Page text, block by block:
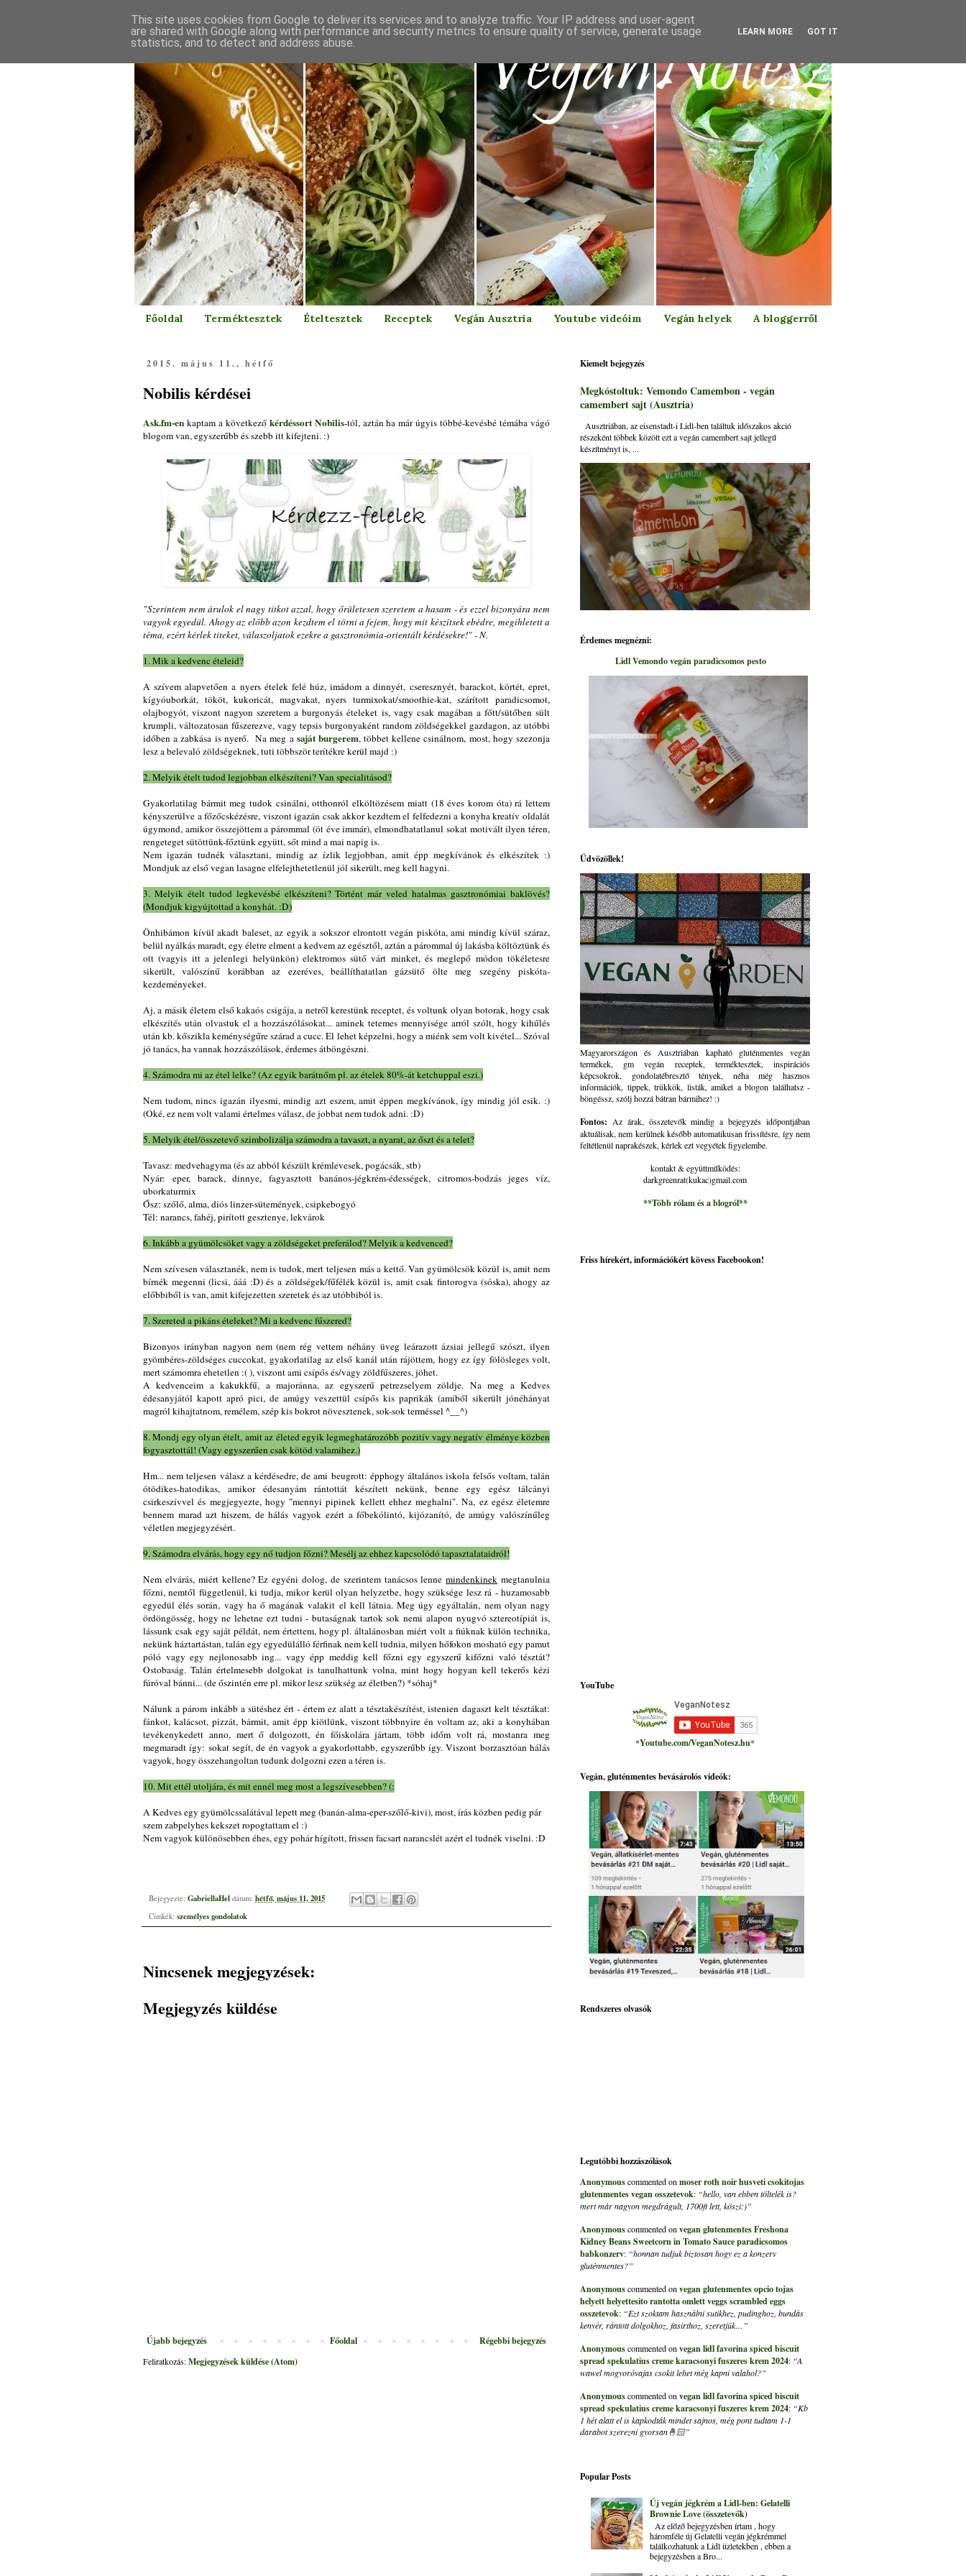
Főoldal Terméktesztek Ételtesztek Receptek Vegán Ausztria Youtube videóim Vegán helyek A bloggerről
2015. május 11., hétfő
Nobilis kérdései
Ask.fm-en kaptam a következő kérdéssort Nobilis-tól, aztán ha már úgyis többé-kevésbé témába vágó
blogom van, egyszerűbb és szebb itt kifejteni. :)
"Szerintem nem árulok el nagy titkot azzal, hogy őrületesen szeretem a hasam - és ezzel bizonyára nem
vagyok egyedül. Ahogy az előbb azon kezdtem el törni a fejem, hogy mit készítsek ebédre, megihletett a
téma, ezért kérlek titeket, válaszoljatok ezekre a gasztronómia-orientált kérdésekre!" - N.
1. Mik a kedvenc ételeid?
A szívem alapvetően a nyers ételek felé húz, imádom a dinnyét, cseresznyét, barackot, körtét, epret,
kígyóuborkát, tököt, kukoricát, magvakat, nyers turmixokat/smoothie-kat, szárított paradicsomot,
olajbogyót, viszont nagyon szeretem a burgonyás ételeket is, vagy csak magában a főtt/sütőben sült
krumpli, változatosan fűszerezve, vagy tepsis burgonyaként random zöldségekkel gazdagon, az utóbbi
időben a zabkása is nyerő. Na meg asaját burgerem, többet kellene csinálnom, most, hogy szezonja
lesz a belevaló zöldségeknek, tuti többször terítékre kerül majd :)
2. Melyik ételt tudod legjobban elkészíteni? Van specialitásod?
Gyakorlatilag bármit meg tudok csinálni, otthonról elköltözésem miatt (18 éves korom óta) rá lettem
kényszerülve a főzőcskézésre, viszont igazán csak akkor kezdtem el felfedezni a konyha kreatív oldalát
úgymond, amikor összejöttem a párommal (öt éve immár), elmondhatatlanul sokat motivált ilyen téren,
rengeteget sütöttünk-főztünk együtt, sőt mind a mai napig is.
Nem igazán tudnék választani, mindig az ízlik legjobban, amit épp megkívánok és elkészítek :)
Mondjuk az első vegan lasagne elfelejthetetlenül jól sikerült, meg kell hagyni.
3. Melyik ételt tudod legkevésbé elkészíteni? Történt már veled hatalmas gasztronómiai baklövés?
(Mondjuk kigyújtottad a konyhát. :D)
Önhibámon kívül akadt baleset, az egyik a sokszor elrontott vegán piskóta, ami mindig kívül száraz,
belül nyálkás maradt, egy életre elment a kedvem az egésztől, aztán a párommal új lakásba költöztünk és
ott (vagyis itt a jelenlegi helyünkön) elektromos sütő várt minket, és meglepő módon tökéletesre
sikerült, valószínű korábban az ezeréves, beállíthatatlan gázsütő ölte meg szegény piskóta-
kezdeményeket.
Aj, a másik életem első kakaós csigája, a netről kerestünk receptet, és voltunk olyan botorak, hogy csak
elkészítés után olvastuk el a hozzászólásokat... aminek tetemes mennyisége arról szólt, hogy kihűlés
után kb. kőszikla keménységűre szárad a cucc. El lehet képzelni, hogy a miénk sem volt kivétel... Szóval
jó tanács, ha vannak hozzászólások, érdemes átböngészni.
4. Számodra mi az étel lelke? (Az egyik barátnőm pl. az ételek 80%-át ketchuppal eszi.)
Nem tudom, nincs igazán ilyesmi, mindig azt eszem, amit éppen megkívánok, így mindig jól esik. :)
(Oké, ez nem volt valami értelmes válasz, de jobbat nem tudok adni. :D)
5. Melyik étel/összetevő szimbolizálja számodra a tavaszt, a nyarat, az őszt és a telet?
Tavasz: medvehagyma (és az abból készült krémlevesek, pogácsák, stb)
Nyár: eper, barack, dinnye, fagyasztott banános-jégkrém-édességek, citromos-bodzás jeges víz,
uborkaturmix
Ősz: szőlő, alma, diós linzer-sütemények, csipkebogyó
Tél: narancs, fahéj, pirított gesztenye, lekvárok
6. Inkább a gyümölcsöket vagy a zöldségeket preferálod? Melyik a kedvenced?
Nem szívesen választanék, nem is tudok, mert teljesen más a kettő. Van gyümölcsök közül is, amit nem
bírnék megenni (licsi, ááá :D) és a zöldségek/fűfélék közül is, amit csak fintorogva (sóska), ahogy az
előbbiből is van, amit kifejezetten szeretek és az utóbbiból is.
7. Szereted a pikáns ételeket? Mi a kedvenc fűszered?
Bizonyos irányban nagyon nem (nem rég vettem néhány üveg leárazott ázsiai jellegű szószt, ilyen
gyömbéres-zöldséges cuccokat, gyakorlatilag az első kanál után rájöttem, hogy ez így fölösleges volt,
mert számomra ehetetlen :( ), viszont ami csípős és/vagy zöldfűszeres, jöhet.
A kedvenceim a kakukkfű, a majoránna, az egyszerű petrezselyem zöldje. Na meg a Kedves
édesanyjától kapott apró pici, de amúgy veszettül csípős kis paprikák (amiből sikerült jónéhányat
magról kihajtatnom, remélem, szép kis bokrot növesztenek, sok-sok terméssel ^__^)
8. Mondj egy olyan ételt, amit az életed egyik legmeghatározóbb pozitív vagy negatív élménye közben
fogyasztottál! (Vagy egyszerűen csak kötöd valamihez.)
Hm... nem teljesen válasz a kérdésedre, de ami beugrott: épphogy általános iskola felsős voltam, talán
ötödikes-hatodikas, amikor édesanyám rántottát készített nekünk, benne egy egész tálcányi
csirkeszívvel és megjegyezte, hogy "mennyi pipinek kellett ehhez meghalni". Na, ez egész életemre
bennem marad azt hiszem, de hálás vagyok ezért a főbekólintó, kijózanító, de amúgy valószínűleg
véletlen megjegyzésért.
9. Számodra elvárás, hogy egy nő tudjon főzni? Mesélj az ehhez kapcsolódó tapasztalataidról!
Nem elvárás, miért kellene? Ez egyéni dolog, de szerintem tanácsos lennemindenkinek megtanulnia
főzni, nemtől függetlenül, ki tudja, mikor kerül olyan helyzetbe, hogy szüksége lesz rá - huzamosabb
egyedül élés során, vagy ha ő magának valakit el kell látnia. Meg úgy egyáltalán, nem olyan nagy
ördöngösség, hogy ne lehetne ezt tudni - butaságnak tartok sok nemi alapon nyugvó sztereotípiát is,
lássunk csak egy saját példát, nem értettem, hogy pl. általánosban miért volt a fiúknak külön technika,
nekünk háztartástan, talán egy egyedülálló férfinak nem kell tudnia, milyen hőfokon mosható egy pamut
póló vagy egy nejlonosabb ing... vagy épp meddig kell főzni egy egyszerű kifőzni való tésztát?
Ostobaság. Talán értelmesebb dolgokat is tanulhattunk volna, mint hogy hogyan kell tekerős kézi
fúróval bánni... (de őszintén erre pl. mikor lesz szükség az életben?) *sóhaj*
Nálunk a párom inkább a sütéshez ért - értem ez alatt a tésztakészítést, istenien dagaszt kelt tésztákat:
fánkot, kalácsot, pizzát, bármit, amit épp kiötlünk, viszont többnyire én voltam az, aki a konyhában
tevékenykedett anno, mert ő dolgozott, én főiskolára jártam, több időm volt rá, mostanra meg
megmaradt így: sokat segít, de én vagyok a gyakorlottabb, egyszerűbb így. Viszont borzasztóan hálás
vagyok, hogy összehangoltan tudunk dolgozni ezen a téren is.
10. Mit ettél utoljára, és mit ennél meg most a legszívesebben? (:
A Kedves egy gyümölcssalátával lepett meg (banán-alma-eper-szőlő-kivi), most, írás közben pedig pár
szem zabpelyhes kekszet ropogtattam el :)
Nem vagyok különösebben éhes, egy pohár hígított, frissen facsart narancslét azért el tudnék viselni. :D
Bejegyezte: GabriellaHel dátum: hétfő, május 11, 2015
Címkék: személyes gondolatok
Nincsenek megjegyzések:
Megjegyzés küldése
Újabb bejegyzés Régebbi bejegyzés
Főoldal
Feliratkozás:Megjegyzések küldése (Atom)
Kiemelt bejegyzés
Megkóstoltuk: Vemondo Camembon - vegán
camembert sajt (Ausztria)
Ausztriában, az eisenstadt-i Lidl-ben találtuk időszakos akció
részeként többek között ezt a vegán camembert sajt jellegű
készítményt is, ...
Érdemes megnézni:
Lidl Vemondo vegán paradicsomos pesto
Üdvözöllek!
Magyarországon és Ausztriában kapható gluténmentes vegán
termékek, gm vegán receptek, terméktesztek, inspirációs
képcsokrok, gondolatébresztő tények, néha még hasznos
információk, tippek, trükkök, listák, amiket a blogon találhatsz -
böngéssz, szólj hozzá bátran bármihez! :)
Fontos: Az árak, összetevők mindig a bejegyzés időpontjában
aktuálisak, nem kerülnek később automatikusan frissítésre, így nem
feltétlenül naprakészek, kérlek ezt vegyétek figyelembe.
kontakt & együttműködés:
darkgreenrat(kukac)gmail.com
**Több rólam és a blogról**
Friss hírekért, információkért kövess Facebookon!
YouTube
*Youtube.com/VeganNotesz.hu*
Vegán, gluténmentes bevásárolós videók:
Rendszeres olvasók
Legutóbbi hozzászólások
Anonymouscommented on moser roth noir husveti csokitojas
glutenmentes vegan osszetevok: “hello, van ebben töltelék is?
mert màr nagyon megdrágult, 1700ft lett, köszi:)”
Anonymouscommented on vegan glutenmentes Freshona
Kidney Beans Sweetcorn in Tomato Sauce paradicsomos
babkonzerv: “honnan tudjuk biztosan hogy ez a konzerv
gluténmentes?”
Anonymouscommented on vegan glutenmentes opcio tojas
helyett helyettesito rantotta omlett veggs scrambled eggs
osszetevok: “Ezt szoktam használni sutikhez, pudinghoz, bundás
kenyér, rántott dolgokhoz, fasirthoz, szeretjük…”
Anonymouscommented on vegan lidl favorina spiced biscuit
spread spekulatius creme karacsonyi fuszeres krem 2024: “A
wawel mogyoróvajas csokit lehet még kapni valahol?”
Anonymouscommented on vegan lidl favorina spiced biscuit
spread spekulatius creme karacsonyi fuszeres krem 2024: “Kb
1 hét alatt el is kapkodták mindet sajnos, még pont tudtam 1-1
darabot szerezni gyorsan🤞🏻”
Popular Posts
Új vegán jégkrém a Lidl-ben: Gelatelli
Brownie Love (összetevők)
Az előző bejegyzésben írtam , hogy
háromféle új Gelatelli vegán jégkrémmel
találkozhatunk a Lidl üzletekben , ebben a
bejegyzésben a Bro...
This site uses cookies from Google to deliver its services and to analyze traffic. Your IP address and user-agent
are shared with Google along with performance and security metrics to ensure quality of service, generate usage
statistics, and to detect and address abuse.
LEARN MORE GOT IT